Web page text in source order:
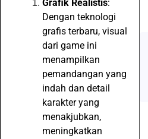
Grafik Realistis:
Dengan teknologi
grafis terbaru, visual
dari game ini
menampilkan
pemandangan yang
indah dan detail
karakter yang
menakjubkan,
meningkatkan